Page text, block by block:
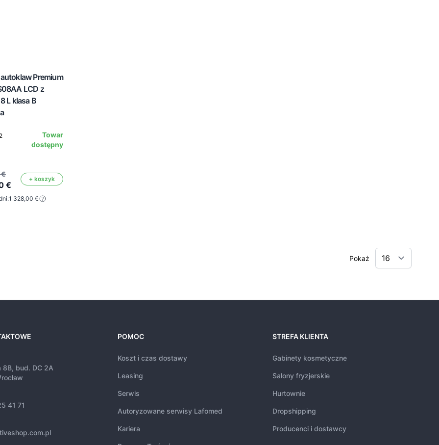
Premium
LCD z
L klasa B
Towar
dostępny
€
€
+ koszyk
1 328,00 €
Pokaż
8B, bud. DC 2A
41 71
POMOC
Koszt i czas dostawy
Leasing
Serwis
Autoryzowane serwisy Lafomed
Kariera
STREFA KLIENTA
Gabinety kosmetyczne
Salony fryzjerskie
Hurtownie
Dropshipping
Producenci i dostawcy